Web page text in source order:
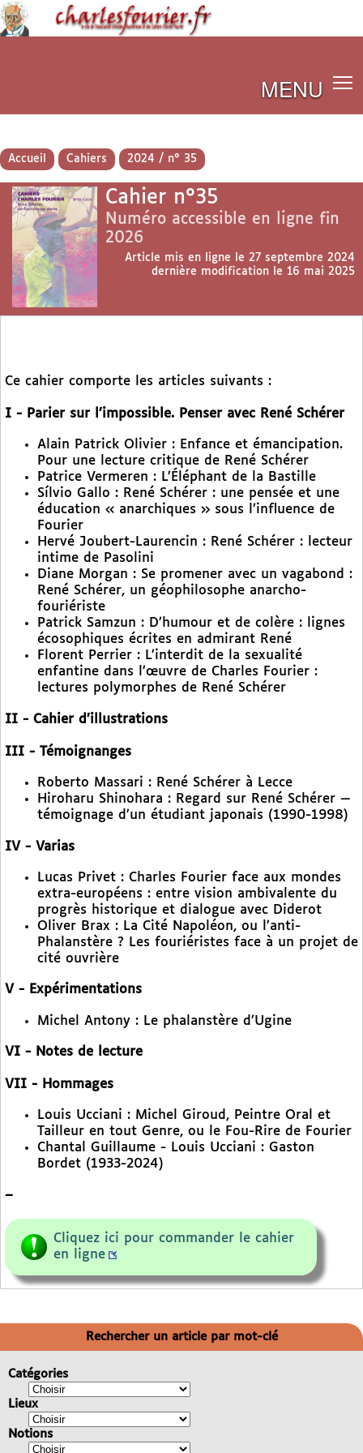
MENU
Accueil Cahiers 2024 / n° 35
Cahier n°35
Numéro accessible en ligne fin
2026
Article mis en ligne le 27 septembre 2024
dernière modification le 16 mai 2025
Ce cahier comporte les articles suivants :
I - Parier sur l’impossible. Penser avec René Schérer
Alain Patrick Olivier : Enfance et émancipation.
Pour une lecture critique de René Schérer
Patrice Vermeren : L’Éléphant de la Bastille
Sílvio Gallo : René Schérer : une pensée et une
éducation « anarchiques » sous l’influence de
Fourier
Hervé Joubert-Laurencin : René Schérer : lecteur
intime de Pasolini
Diane Morgan : Se promener avec un vagabond :
René Schérer, un géophilosophe anarcho-
fouriériste
Patrick Samzun : D’humour et de colère : lignes
écosophiques écrites en admirant René
Florent Perrier : L’interdit de la sexualité
enfantine dans l’œuvre de Charles Fourier :
lectures polymorphes de René Schérer
II - Cahier d’illustrations
III - Témoignanges
Roberto Massari : René Schérer à Lecce
Hiroharu Shinohara : Regard sur René Schérer —
témoignage d’un étudiant japonais (1990-1998)
IV - Varias
Lucas Privet : Charles Fourier face aux mondes
extra-européens : entre vision ambivalente du
progrès historique et dialogue avec Diderot
Oliver Brax : La Cité Napoléon, ou l’anti-
Phalanstère ? Les fouriéristes face à un projet de
cité ouvrière
V - Expérimentations
Michel Antony : Le phalanstère d’Ugine
VI - Notes de lecture
VII - Hommages
Louis Ucciani : Michel Giroud, Peintre Oral et
Tailleur en tout Genre, ou le Fou-Rire de Fourier
Chantal Guillaume - Louis Ucciani : Gaston
Bordet (1933-2024)
–
Cliquez ici pour commander le cahier
en ligne
Rechercher un article par mot-clé
Catégories
Lieux
Notions